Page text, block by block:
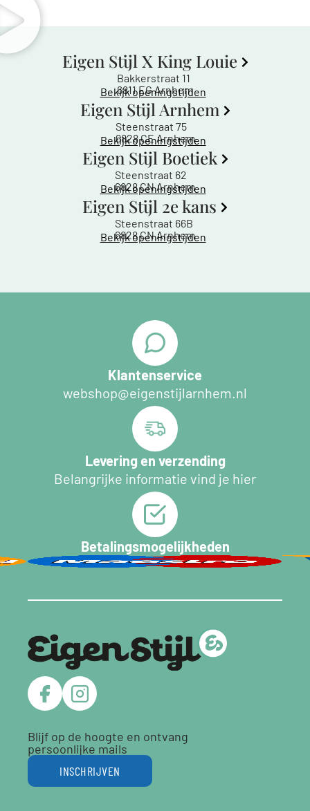
Eigen Stijl X King Louie
Bakkerstraat 11
6811 EG Arnhem
Bekijk openingstijden
Eigen Stijl Arnhem
Steenstraat 75
6828 CE Arnhem
Bekijk openingstijden
Eigen Stijl Boetiek
Steenstraat 62
6828 CN Arnhem
Bekijk openingstijden
Eigen Stijl 2e kans
Steenstraat 66B
6828 CN Arnhem
Bekijk openingstijden
Klantenservice
webshop@eigenstijlarnhem.nl
Levering en verzending
Belangrijke informatie vind je hier
Betalingsmogelijkheden
Blijf op de hoogte en ontvang
persoonlijke mails
INSCHRIJVEN